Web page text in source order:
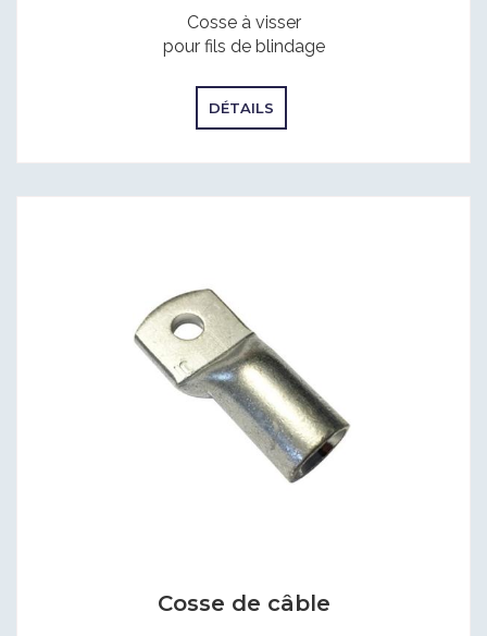
Cosse à visser
pour fils de blindage
DÉTAILS
Cosse de câble